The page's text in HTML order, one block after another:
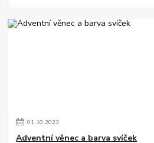
01.10.2023
Adventní věnec a barva svíček